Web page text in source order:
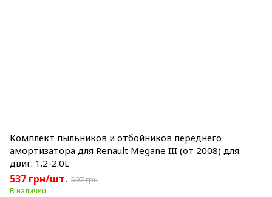
Комплект пыльников и отбойников переднего
амортизатора для Renault Megane III (от 2008) для
двиг. 1.2-2.0L
537 грн/шт. 597 грн
В наличии